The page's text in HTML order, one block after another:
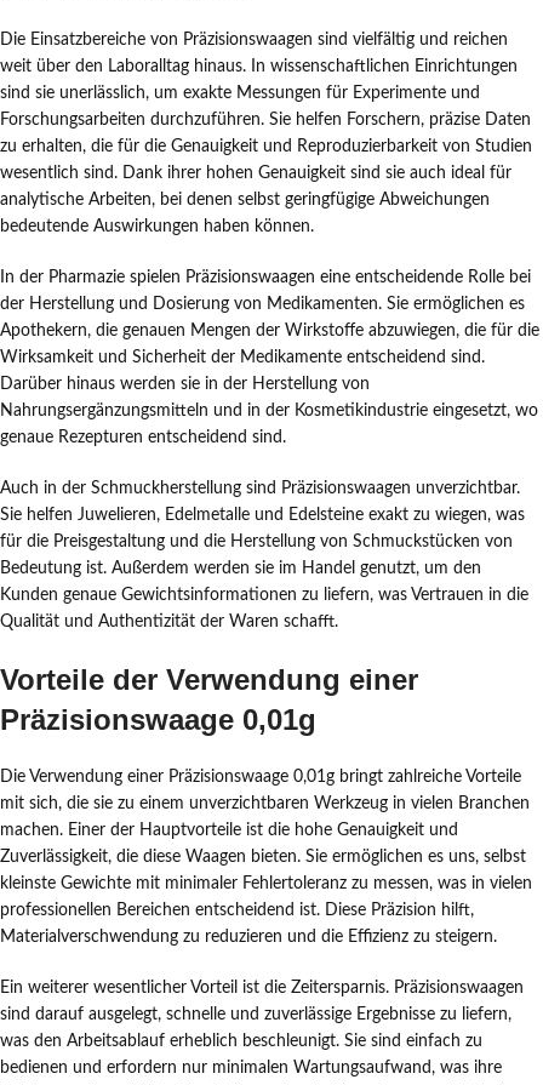
Die Einsatzbereiche von Präzisionswaagen sind vielfältig und reichen
weit über den Laboralltag hinaus. In wissenschaftlichen Einrichtungen
sind sie unerlässlich, um exakte Messungen für Experimente und
Forschungsarbeiten durchzuführen. Sie helfen Forschern, präzise Daten
zu erhalten, die für die Genauigkeit und Reproduzierbarkeit von Studien
wesentlich sind. Dank ihrer hohen Genauigkeit sind sie auch ideal für
analytische Arbeiten, bei denen selbst geringfügige Abweichungen
bedeutende Auswirkungen haben können.
In der Pharmazie spielen Präzisionswaagen eine entscheidende Rolle bei
der Herstellung und Dosierung von Medikamenten. Sie ermöglichen es
Apothekern, die genauen Mengen der Wirkstoffe abzuwiegen, die für die
Wirksamkeit und Sicherheit der Medikamente entscheidend sind.
Darüber hinaus werden sie in der Herstellung von
Nahrungsergänzungsmitteln und in der Kosmetikindustrie eingesetzt, wo
genaue Rezepturen entscheidend sind.
Auch in der Schmuckherstellung sind Präzisionswaagen unverzichtbar.
Sie helfen Juwelieren, Edelmetalle und Edelsteine exakt zu wiegen, was
für die Preisgestaltung und die Herstellung von Schmuckstücken von
Bedeutung ist. Außerdem werden sie im Handel genutzt, um den
Kunden genaue Gewichtsinformationen zu liefern, was Vertrauen in die
Qualität und Authentizität der Waren schafft.
Vorteile der Verwendung einer
Präzisionswaage 0,01g
Die Verwendung einer Präzisionswaage 0,01g bringt zahlreiche Vorteile
mit sich, die sie zu einem unverzichtbaren Werkzeug in vielen Branchen
machen. Einer der Hauptvorteile ist die hohe Genauigkeit und
Zuverlässigkeit, die diese Waagen bieten. Sie ermöglichen es uns, selbst
kleinste Gewichte mit minimaler Fehlertoleranz zu messen, was in vielen
professionellen Bereichen entscheidend ist. Diese Präzision hilft,
Materialverschwendung zu reduzieren und die Effizienz zu steigern.
Ein weiterer wesentlicher Vorteil ist die Zeitersparnis. Präzisionswaagen
sind darauf ausgelegt, schnelle und zuverlässige Ergebnisse zu liefern,
was den Arbeitsablauf erheblich beschleunigt. Sie sind einfach zu
bedienen und erfordern nur minimalen Wartungsaufwand, was ihre